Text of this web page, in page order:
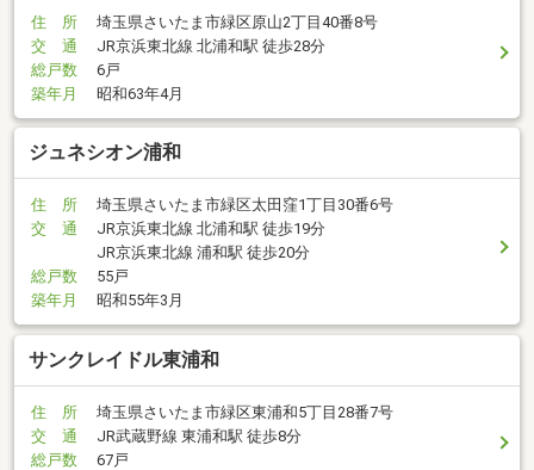
住 所
埼玉県さいたま市緑区原山2丁目40番8号
交 通
JR京浜東北線 北浦和駅 徒歩28分
総戸数
6戸
築年月
昭和63年4月
ジュネシオン浦和
住 所
埼玉県さいたま市緑区太田窪1丁目30番6号
交 通
JR京浜東北線 北浦和駅 徒歩19分
JR京浜東北線 浦和駅 徒歩20分
総戸数
55戸
築年月
昭和55年3月
サンクレイドル東浦和
住 所
埼玉県さいたま市緑区東浦和5丁目28番7号
交 通
JR武蔵野線 東浦和駅 徒歩8分
総戸数
67戸